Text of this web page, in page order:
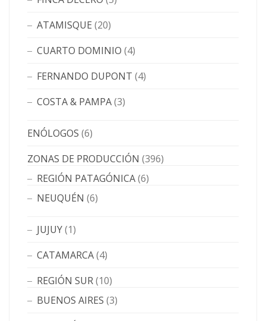
ATAMISQUE (20)
CUARTO DOMINIO (4)
FERNANDO DUPONT (4)
COSTA & PAMPA(3)
ENÓLOGOS (6)
ZONAS DE PRODUCCIÓN (396)
REGIÓN PATAGÓNICA(6)
NEUQUÉN (6)
JUJUY(1)
CATAMARCA(4)
REGIÓN SUR(10)
BUENOS AIRES (3)